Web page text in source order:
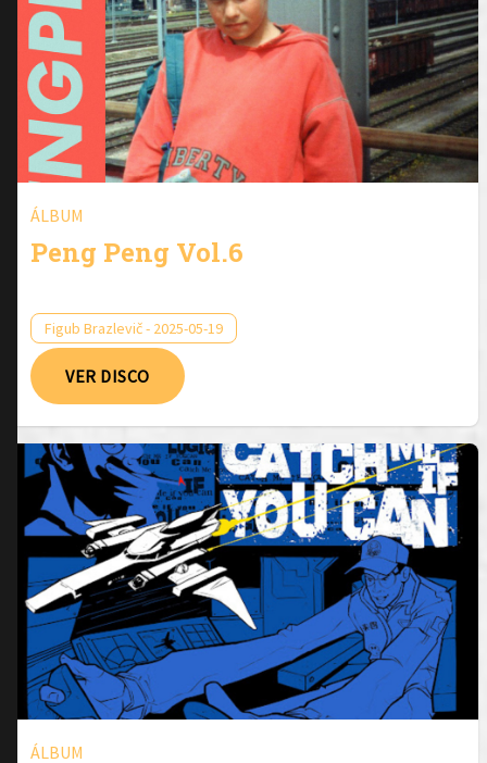
ÁLBUM
Peng Peng Vol.6
Figub Brazlevič - 2025-05-19
VER DISCO
ÁLBUM